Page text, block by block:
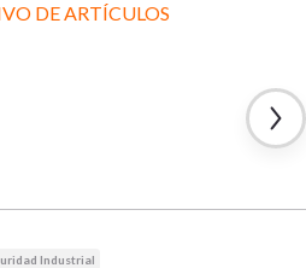
DE ARTÍCULOS
Industrial